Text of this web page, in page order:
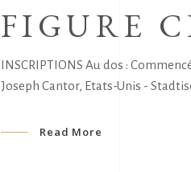
FIGURE
INSCRIPTIONS Au dos :
Joseph Cantor, Etats-Unis -
Read More